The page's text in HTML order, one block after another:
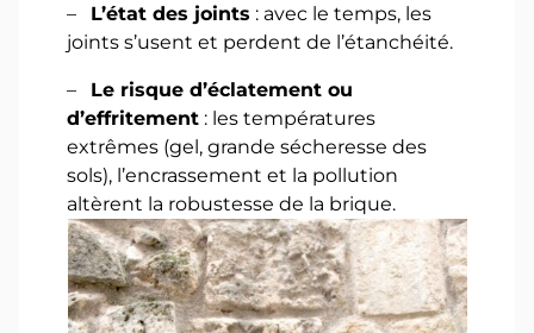
– L’état des joints : avec le temps, les
joints s’usent et perdent de l’étanchéité.
– Le risque d’éclatement ou
d’effritement : les températures
extrêmes (gel, grande sécheresse des
sols), l’encrassement et la pollution
altèrent la robustesse de la brique.